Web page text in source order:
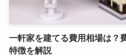
一軒家を建てる費用相場は？
特徴を解説